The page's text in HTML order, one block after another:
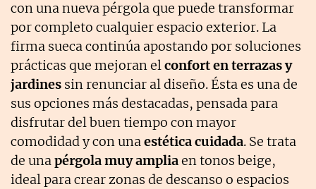
con una nueva pérgola que puede transformar
por completo cualquier espacio exterior. La
firma sueca continúa apostando por soluciones
prácticas que mejoran elconfort en terrazas y
jardines sin renunciar al diseño. Ésta es una de
sus opciones más destacadas, pensada para
disfrutar del buen tiempo con mayor
comodidad y con unaestética cuidada. Se trata
de unapérgola muy ampliaen tonos beige,
ideal para crear zonas de descanso o espacios